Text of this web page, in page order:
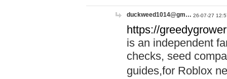
duckweed1014@gm… 26-07-27
https://
is an independent
checks, seed
guides,for Roblox